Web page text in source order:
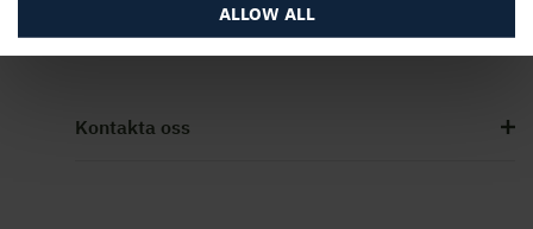
ALLOW ALL
Kontakta oss